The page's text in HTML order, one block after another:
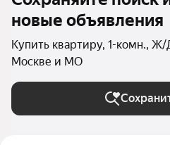
новые объявления
Купить квартиру, 1-комн.,
Москве и МО